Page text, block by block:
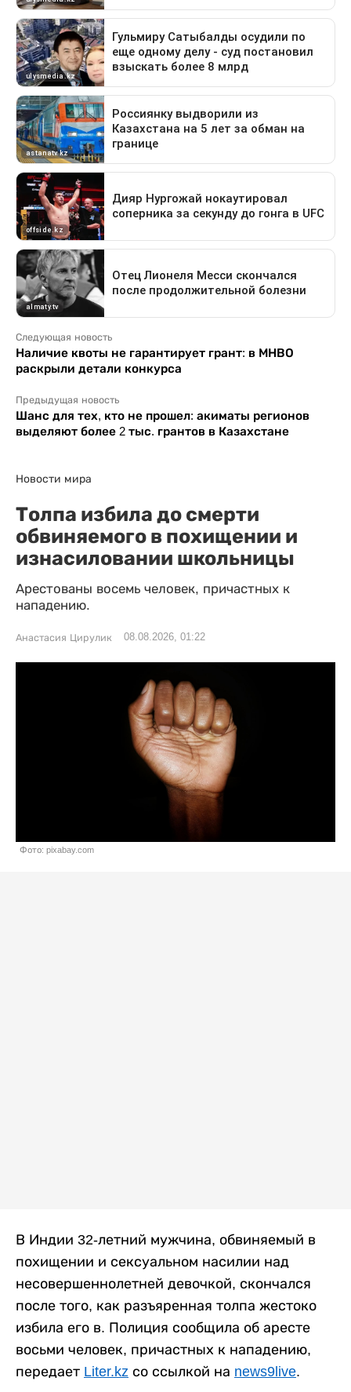
Следующая новость
Наличие квоты не гарантирует грант: в МНВО
раскрыли детали конкурса
Предыдущая новость
Шанс для тех, кто не прошел: акиматы регионов
выделяют более 2 тыс. грантов в Казахстане
Новости мира
Толпа избила до смерти
обвиняемого в похищении и
изнасиловании школьницы
Арестованы восемь человек, причастных к
нападению.
Анастасия Цирулик 08.08.2026, 01:22
Фото: pixabay.com
В Индии 32-летний мужчина, обвиняемый в
похищении и сексуальном насилии над
несовершеннолетней девочкой, скончался
после того, как разъяренная толпа жестоко
избила его в. Полиция сообщила об аресте
восьми человек, причастных к нападению,
передает Liter.kz со ссылкой на news9live.